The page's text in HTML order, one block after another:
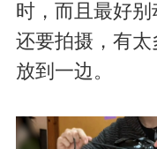
时，而且最好别
还要拍摄，有
放到一边。